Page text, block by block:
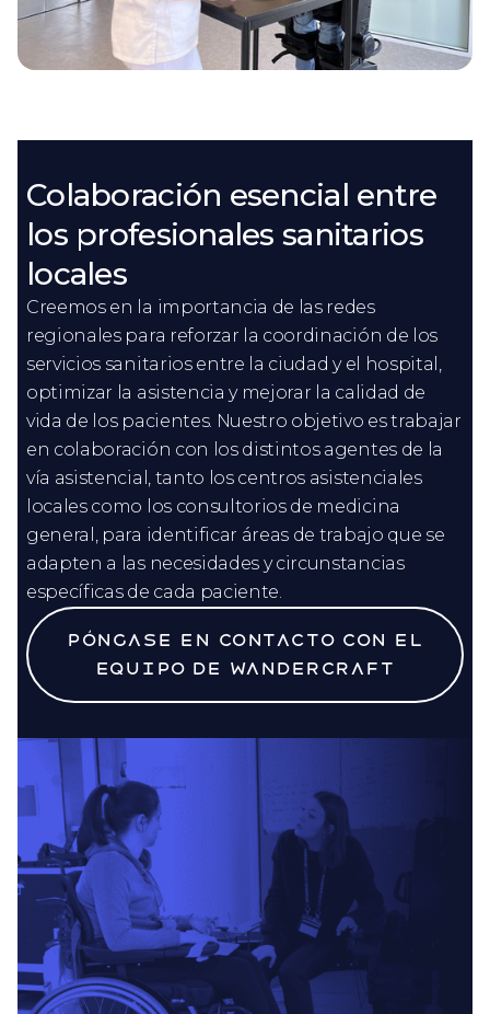
Colaboración esencial entre
los profesionales sanitarios
locales
Creemos en la importancia de las redes
regionales para reforzar la coordinación de los
servicios sanitarios entre la ciudad y el hospital,
optimizar la asistencia y mejorar la calidad de
vida de los pacientes. Nuestro objetivo es trabajar
en colaboración con los distintos agentes de la
vía asistencial, tanto los centros asistenciales
locales como los consultorios de medicina
general, para identificar áreas de trabajo que se
adapten a las necesidades y circunstancias
específicas de cada paciente.
Póngase en contacto con el
equipo de Wandercraft